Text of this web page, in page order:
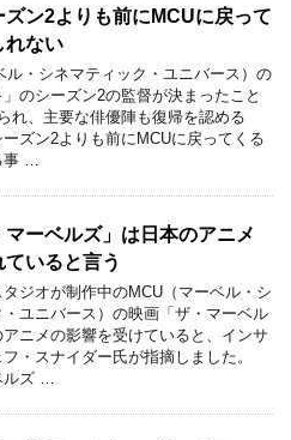
ズン2よりも前にMCUに戻って
れない
ル・シネマティック・ユニバース）の
」のシーズン2の監督が決まったこと
れ、主要な俳優陣も復帰を認める
ズン2よりも前にMCUに戻ってくる
事 …
マーベルズ」は日本のアニメ
ていると言う
ジオが制作中のMCU（マーベル・シ
・ユニバース）の映画「ザ・マーベル
アニメの影響を受けていると、インサ
・スナイダー氏が指摘しました。
ルズ …